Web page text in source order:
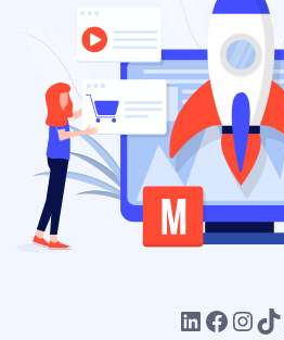
LinkedIn